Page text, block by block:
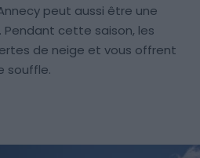
peut aussi être une
cette saison, les
de neige et vous offrent
souffle.